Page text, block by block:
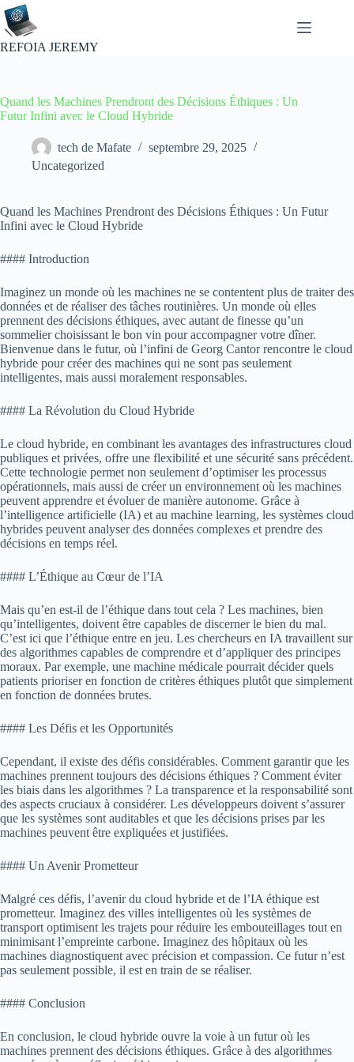
Passer
au
contenu
REFOIA JEREMY
Quand les Machines Prendront des Décisions Éthiques : Un
Futur Infini avec le Cloud Hybride
tech de Mafate
septembre 29, 2025
Uncategorized
Quand les Machines Prendront des Décisions Éthiques : Un Futur
Infini avec le Cloud Hybride
#### Introduction
Imaginez un monde où les machines ne se contentent plus de traiter des
données et de réaliser des tâches routinières. Un monde où elles
prennent des décisions éthiques, avec autant de finesse qu’un
sommelier choisissant le bon vin pour accompagner votre dîner.
Bienvenue dans le futur, où l’infini de Georg Cantor rencontre le cloud
hybride pour créer des machines qui ne sont pas seulement
intelligentes, mais aussi moralement responsables.
#### La Révolution du Cloud Hybride
Le cloud hybride, en combinant les avantages des infrastructures cloud
publiques et privées, offre une flexibilité et une sécurité sans précédent.
Cette technologie permet non seulement d’optimiser les processus
opérationnels, mais aussi de créer un environnement où les machines
peuvent apprendre et évoluer de manière autonome. Grâce à
l’intelligence artificielle (IA) et au machine learning, les systèmes cloud
hybrides peuvent analyser des données complexes et prendre des
décisions en temps réel.
#### L’Éthique au Cœur de l’IA
Mais qu’en est-il de l’éthique dans tout cela ? Les machines, bien
qu’intelligentes, doivent être capables de discerner le bien du mal.
C’est ici que l’éthique entre en jeu. Les chercheurs en IA travaillent sur
des algorithmes capables de comprendre et d’appliquer des principes
moraux. Par exemple, une machine médicale pourrait décider quels
patients prioriser en fonction de critères éthiques plutôt que simplement
en fonction de données brutes.
#### Les Défis et les Opportunités
Cependant, il existe des défis considérables. Comment garantir que les
machines prennent toujours des décisions éthiques ? Comment éviter
les biais dans les algorithmes ? La transparence et la responsabilité sont
des aspects cruciaux à considérer. Les développeurs doivent s’assurer
que les systèmes sont auditables et que les décisions prises par les
machines peuvent être expliquées et justifiées.
#### Un Avenir Prometteur
Malgré ces défis, l’avenir du cloud hybride et de l’IA éthique est
prometteur. Imaginez des villes intelligentes où les systèmes de
transport optimisent les trajets pour réduire les embouteillages tout en
minimisant l’empreinte carbone. Imaginez des hôpitaux où les
machines diagnostiquent avec précision et compassion. Ce futur n’est
pas seulement possible, il est en train de se réaliser.
#### Conclusion
En conclusion, le cloud hybride ouvre la voie à un futur où les
machines prennent des décisions éthiques. Grâce à des algorithmes